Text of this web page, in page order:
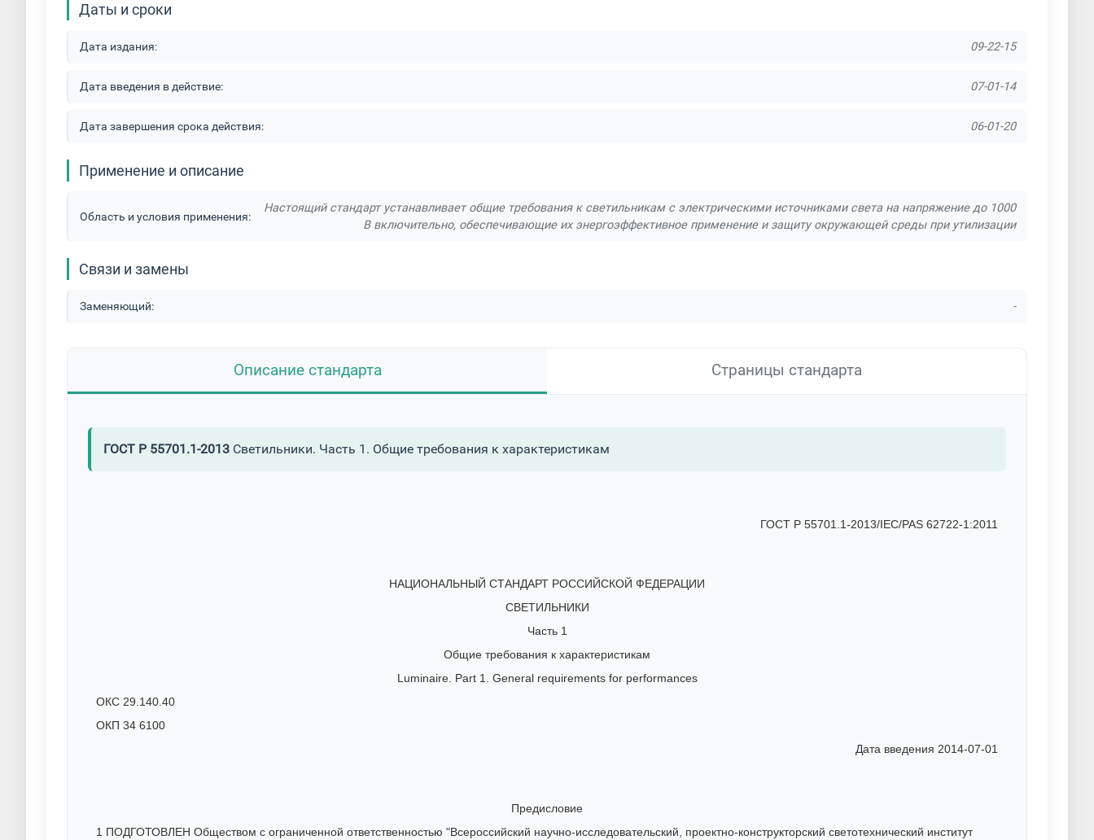
Даты и сроки
Дата издания: 09-22-15
Дата введения в действие: 07-01-14
Дата завершения срока действия: 06-01-20
Применение и описание
Область и условия применения:
Настоящий стандарт устанавливает общие требования к светильникам с электрическими источниками света на напряжение до 1000
В включительно, обеспечивающие их энергоэффективное применение и защиту окружающей среды при утилизации
Связи и замены
Заменяющий: -
Описание стандарта Страницы стандарта
ГОСТ Р 55701.1-2013 Светильники. Часть 1. Общие требования к характеристикам